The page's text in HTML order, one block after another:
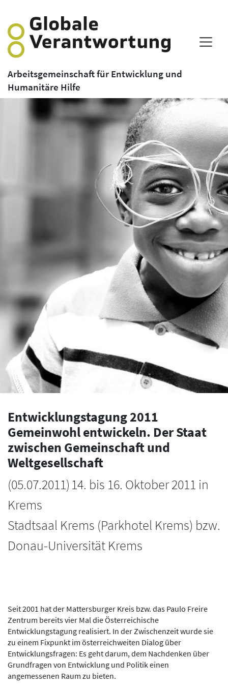
Arbeitsgemeinschaft für Entwicklung und
Humanitäre Hilfe
Entwicklungstagung 2011
Gemeinwohl entwickeln. Der Staat
zwischen Gemeinschaft und
Weltgesellschaft
(05.07.2011) 14. bis 16. Oktober 2011 in
Krems
Stadtsaal Krems (Parkhotel Krems) bzw.
Donau-Universität Krems
Seit 2001 hat der Mattersburger Kreis bzw. das Paulo Freire
Zentrum bereits vier Mal die Österreichische
Entwicklungstagung realisiert. In der Zwischenzeit wurde sie
zu einem Fixpunkt im österreichweiten Dialog über
Entwicklungsfragen: Es geht darum, dem Nachdenken über
Grundfragen von Entwicklung und Politik einen
angemessenen Raum zu bieten.